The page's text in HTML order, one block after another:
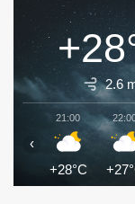
2.6
21:00
+28°C
‹